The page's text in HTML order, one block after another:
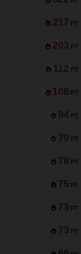
217 PT
203 PT
112 PT
108 PT
94 PT
79 PT
78 PT
75 PT
73 PT
73 PT